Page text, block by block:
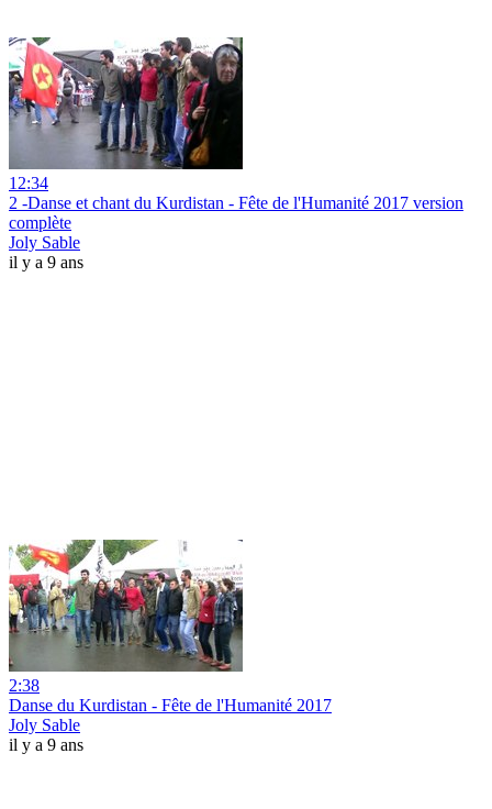
12:34
2 -Danse et chant du Kurdistan - Fête de l'Humanité 2017 version
complète
Joly Sable
il y a 9 ans
2:38
Danse du Kurdistan - Fête de l'Humanité 2017
Joly Sable
il y a 9 ans